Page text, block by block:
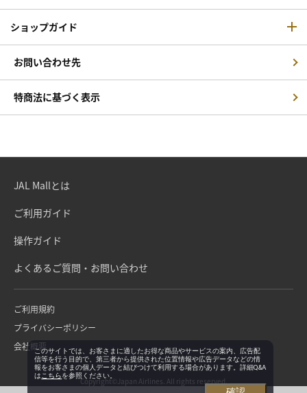
ショップガイド
お問い合わせ先
特商法に基づく表示
JAL Mallとは
ご利用ガイド
操作ガイド
よくあるご質問・お問い合わせ
ご利用規約
プライバシーポリシー
会社概要
Copyright©Japan Airlines. All rights reserved.
このサイトでは、お客さまに適したお得な商品やサービスの案内、広告配
信等を行う目的で、第三者から提供された位置情報や広告データなどの情
報をお客さまの個人データと結びつけて利用する場合があります。詳細Q&A
は こちらを参照ください。